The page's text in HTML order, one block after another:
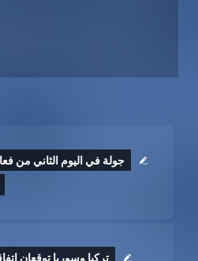
جولة في اليوم الثاني من
تركيا وسوريا توقعان